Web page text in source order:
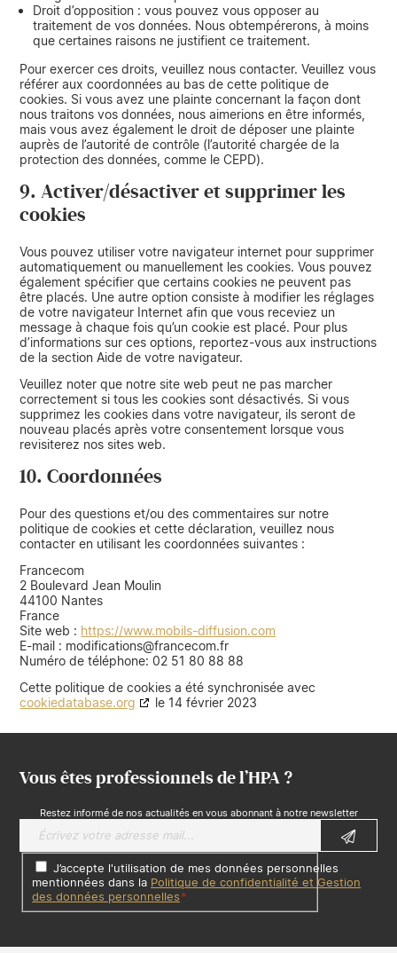
Droit d’opposition : vous pouvez vous opposer au
traitement de vos données. Nous obtempérerons, à moins
que certaines raisons ne justifient ce traitement.
Pour exercer ces droits, veuillez nous contacter. Veuillez vous
référer aux coordonnées au bas de cette politique de
cookies. Si vous avez une plainte concernant la façon dont
nous traitons vos données, nous aimerions en être informés,
mais vous avez également le droit de déposer une plainte
auprès de l’autorité de contrôle (l’autorité chargée de la
protection des données, comme le CEPD).
9. Activer/désactiver et supprimer les
cookies
Vous pouvez utiliser votre navigateur internet pour supprimer
automatiquement ou manuellement les cookies. Vous pouvez
également spécifier que certains cookies ne peuvent pas
être placés. Une autre option consiste à modifier les réglages
de votre navigateur Internet afin que vous receviez un
message à chaque fois qu’un cookie est placé. Pour plus
d’informations sur ces options, reportez-vous aux instructions
de la section Aide de votre navigateur.
Veuillez noter que notre site web peut ne pas marcher
correctement si tous les cookies sont désactivés. Si vous
supprimez les cookies dans votre navigateur, ils seront de
nouveau placés après votre consentement lorsque vous
revisiterez nos sites web.
10. Coordonnées
Pour des questions et/ou des commentaires sur notre
politique de cookies et cette déclaration, veuillez nous
contacter en utilisant les coordonnées suivantes :
Francecom
2 Boulevard Jean Moulin
44100 Nantes
France
Site web : https://www.mobils-diffusion.com
E-mail : rf.mocecnarf@snoitacifidom
Numéro de téléphone: 02 51 80 88 88
Cette politique de cookies a été synchronisée avec
cookiedatabase.org
le 14 février 2023
Vous êtes professionnels de l’HPA ?
Restez informé de nos actualités en vous abonnant à notre newsletter
J’accepte l'utilisation de mes données personnelles
mentionnées dans la Politique de confidentialité et Gestion
des données personnelles*